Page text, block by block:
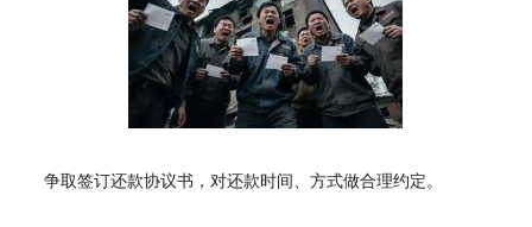
争取签订还款协议书，对还款时间、方式做合理约定。